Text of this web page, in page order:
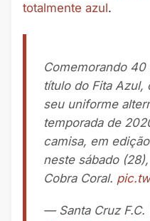
totalmente azul.
Comemorando
título do Fita Azul,
seu uniforme
temporada de
camisa, em
neste sábado
Cobra Coral.
— Santa Cruz F.C.